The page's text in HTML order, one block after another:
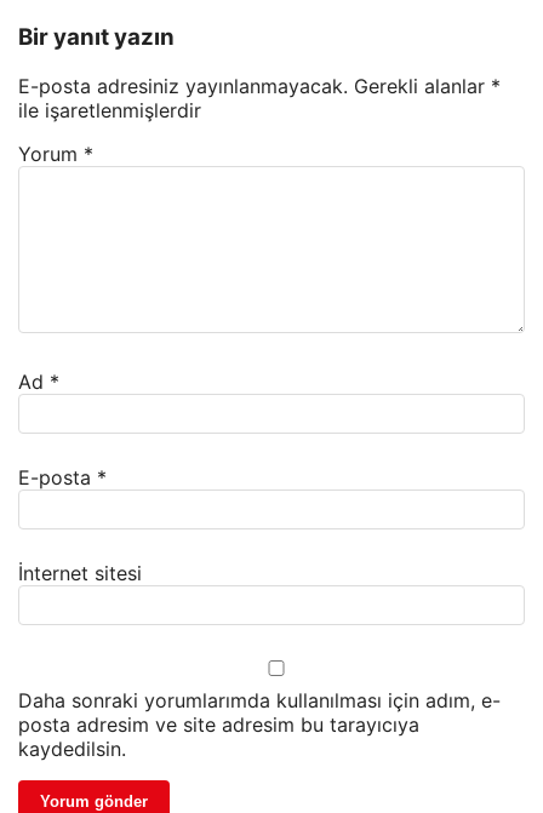
Bir yanıt yazın
E-posta adresiniz yayınlanmayacak. Gerekli alanlar *
ile işaretlenmişlerdir
Yorum *
Ad *
E-posta *
İnternet sitesi
Daha sonraki yorumlarımda kullanılması için adım, e-
posta adresim ve site adresim bu tarayıcıya
kaydedilsin.